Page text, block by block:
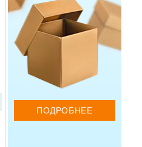
ПОДРОБНЕЕ